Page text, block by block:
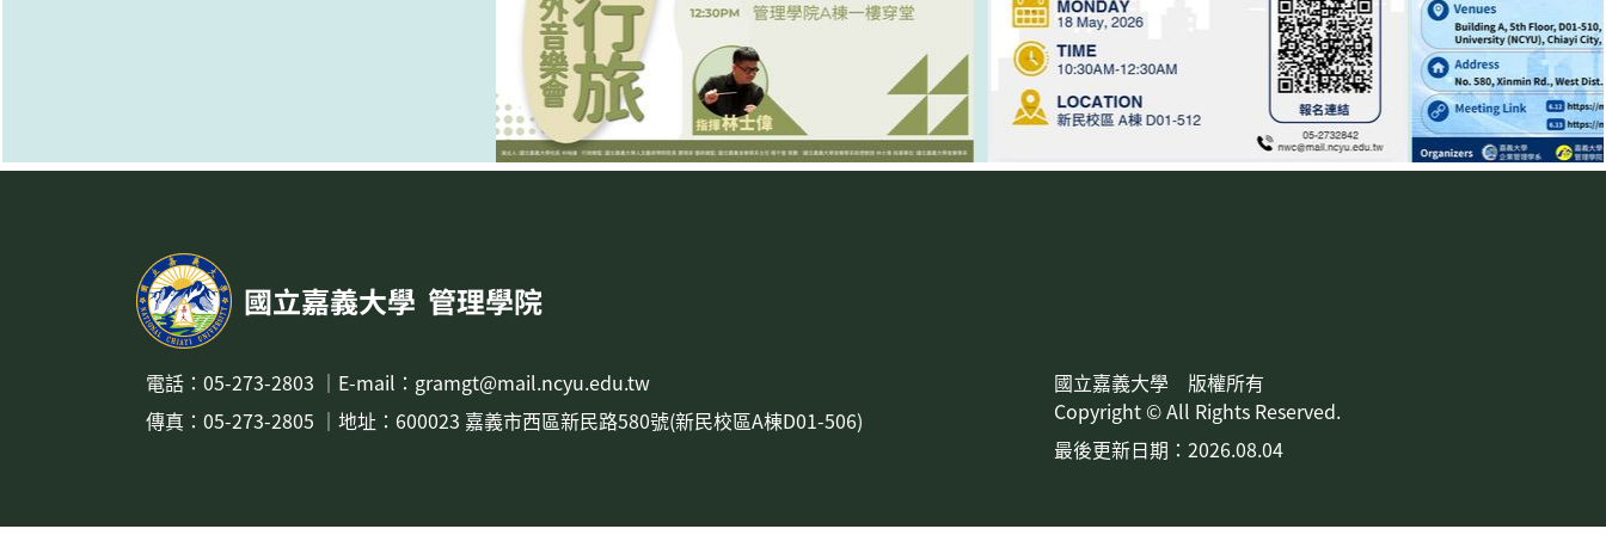
國立嘉義大學 管理學院
電話： 05-273-2803 ｜ E-mail：gramgt@mail.ncyu.edu.tw
傳真：05-273-2805 ｜地址： 600023 嘉義市西區新民路580號(新民校區A棟D01-506)
國立嘉義大學 版權所有
Copyright © All Rights Reserved.
最後更新日期：2026.08.04